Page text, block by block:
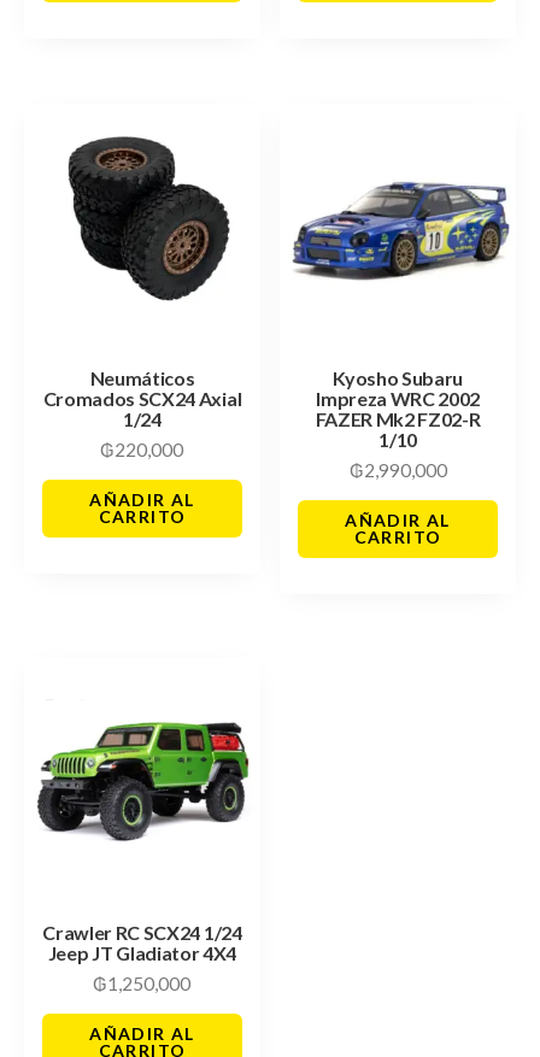
Neumáticos
Cromados SCX24 Axial
1/24
₲220,000
AÑADIR AL
CARRITO
Kyosho Subaru
Impreza WRC 2002
FAZER Mk2 FZ02-R
1/10
₲2,990,000
AÑADIR AL
CARRITO
Crawler RC SCX24 1/24
Jeep JT Gladiator 4X4
₲1,250,000
AÑADIR AL
CARRITO